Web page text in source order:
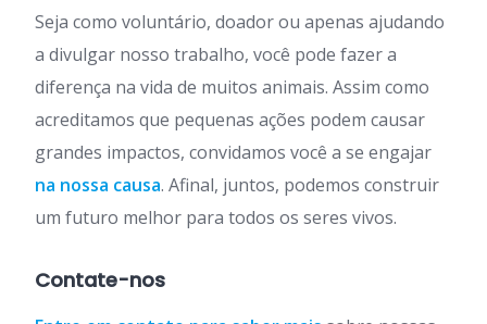
Seja como voluntário, doador ou apenas ajudando
a divulgar nosso trabalho, você pode fazer a
diferença na vida de muitos animais. Assim como
acreditamos que pequenas ações podem causar
grandes impactos, convidamos você a se engajar
na nossa causa. Afinal, juntos, podemos construir
um futuro melhor para todos os seres vivos.
Contate-nos